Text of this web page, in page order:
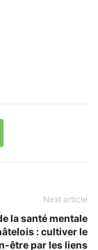
Next article
la santé mentale
: cultiver le
être par les liens